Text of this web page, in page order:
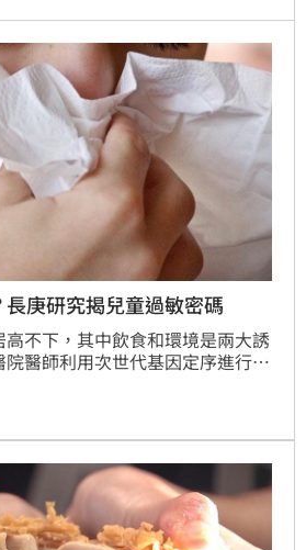
腹膜炎。所幸緊急安排手術，將
（記者：簡浩正）
庚研究揭兒童過敏密碼
不下，其中飲食和環境是兩大誘
醫師利用次世代基因定序進行研
種基因，在接觸塵蟎或食物的過
簡浩正）